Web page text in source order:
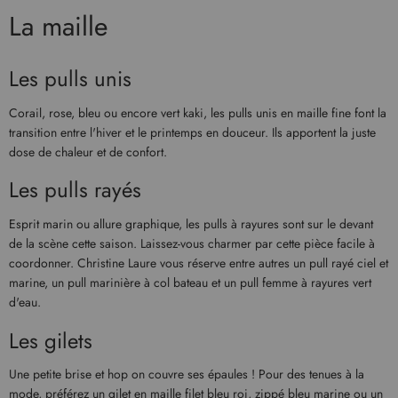
La maille
Les pulls unis
Corail, rose, bleu ou encore vert kaki, les pulls unis en maille fine font la
transition entre l'hiver et le printemps en douceur. Ils apportent la juste
dose de chaleur et de confort.
Les pulls rayés
Esprit marin ou allure graphique, les pulls à rayures sont sur le devant
de la scène cette saison. Laissez-vous charmer par cette pièce facile à
coordonner. Christine Laure vous réserve entre autres un pull rayé ciel et
marine, un pull marinière à col bateau et un pull femme à rayures vert
d'eau.
Les gilets
Une petite brise et hop on couvre ses épaules ! Pour des tenues à la
mode, préférez un gilet en maille filet bleu roi, zippé bleu marine ou un